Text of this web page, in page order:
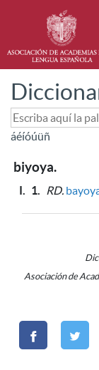
áéíóúüñ
biyoya.
I. 1. RD.
Asociación de